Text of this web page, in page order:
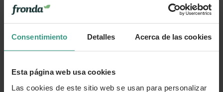
Consentimiento Detalles Acerca de las cookies
Esta página web usa cookies
Las cookies de este sitio web se usan para personalizar
¿Te ha resultado útil la información de este producto?